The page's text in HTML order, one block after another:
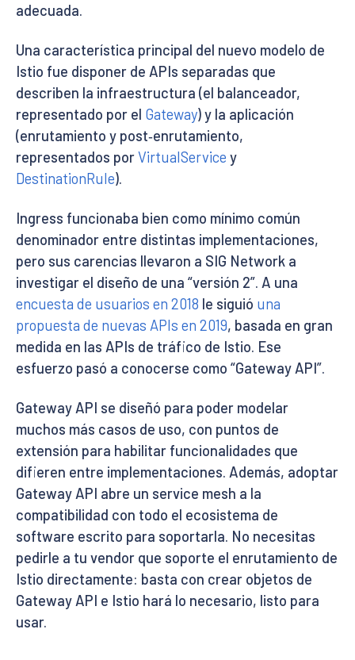
adecuada.
Una característica principal del nuevo modelo de
Istio fue disponer de APIs separadas que
describen la infraestructura (el balanceador,
representado por el Gateway) y la aplicación
(enrutamiento y post‑enrutamiento,
representados porVirtualService y
DestinationRule).
Ingress funcionaba bien como mínimo común
denominador entre distintas implementaciones,
pero sus carencias llevaron a SIG Network a
investigar el diseño de una “versión 2”. A una
encuesta de usuarios en 2018 le siguió una
propuesta de nuevas APIs en 2019, basada en gran
medida en las APIs de tráfico de Istio. Ese
esfuerzo pasó a conocerse como “Gateway API”.
Gateway API se diseñó para poder modelar
muchos más casos de uso, con puntos de
extensión para habilitar funcionalidades que
difieren entre implementaciones. Además, adoptar
Gateway API abre un service mesh a la
compatibilidad con todo el ecosistema de
software escrito para soportarla. No necesitas
pedirle a tu vendor que soporte el enrutamiento de
Istio directamente: basta con crear objetos de
Gateway API e Istio hará lo necesario, listo para
usar.